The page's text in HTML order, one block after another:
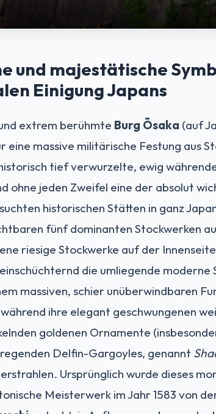
und majestätische
Einigung Japans
extrem berühmte Burg Ōsaka (auf
eine massive militärische Festung aus
tief verwurzelte, ewig
ohne jeden Zweifel eine der absolut
historischen Stätten in ganz
fünf dominanten Stockwerken
riesige Stockwerke auf der
die umliegende moderne
massiven, schier unüberwindbaren
ihre elegant geschwungenen
goldenen Ornamente
Delfin-Gargoyles, genannt
Ursprünglich wurde dieses
Meisterwerk im Jahr 1583 von